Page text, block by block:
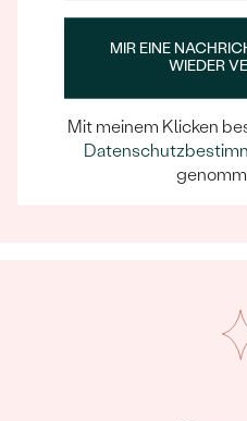
Ein Eppi-
Wenn Sie online oder
sich darauf verlassen,
dass schon die
MIR EINE
WIEDER
Mit meinem Klicken